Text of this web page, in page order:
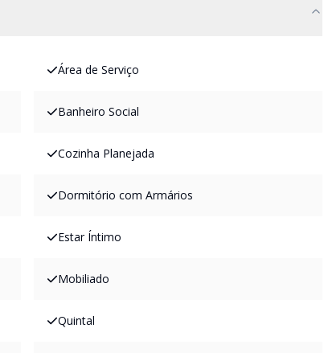
Área de Serviço
Banheiro Social
Cozinha Planejada
Dormitório com Armários
Estar Íntimo
Mobiliado
Quintal